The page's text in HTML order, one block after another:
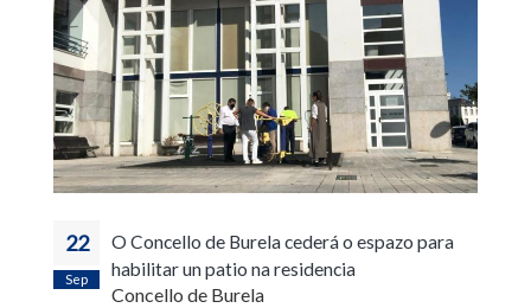
22
Sep
O Concello de Burela cederá o espazo para
habilitar un patio na residencia
Concello de Burela